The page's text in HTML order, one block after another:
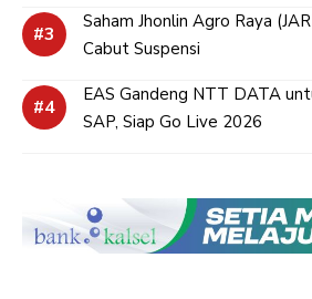
Saham Jhonlin Agro Raya
Cabut Suspensi
EAS Gandeng NTT DATA
SAP, Siap Go Live 2026